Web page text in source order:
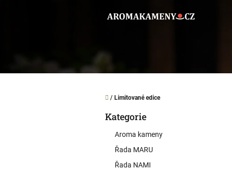
Domů
/ Limitované edice
Přeskočit
Kategorie
Aroma kameny
Řada MARU
Řada NAMI